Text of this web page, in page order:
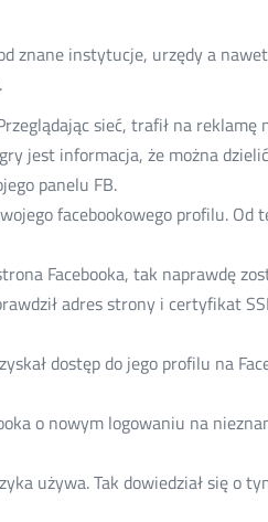
znane instytucje, urzędy a
sieć, trafił na reklamę
jest informacja, że można
panelu FB.
facebookowego profilu. Od
Facebooka, tak naprawdę
adres strony i certyfikat
dostęp do jego profilu na
o nowym logowaniu na
używa. Tak dowiedział się o